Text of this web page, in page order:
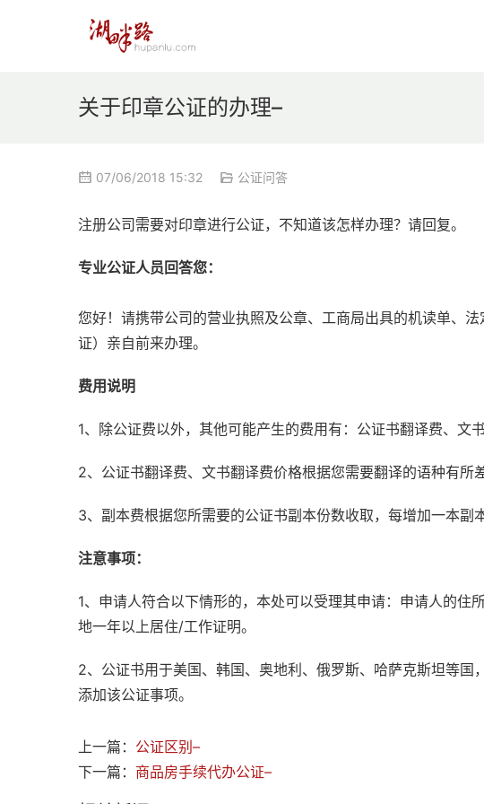
关于印章公证的办理–
07/06/2018 15:32 公证问答
注册公司需要对印章进行公证，不知道该怎样办理？请回复。
专业公证人员回答您：
您好！请携带公司的营业执照及公章、工商局出具的机读单、
证）亲自前来办理。
费用说明
1、除公证费以外，其他可能产生的费用有：公证书翻译费、文
2、公证书翻译费、文书翻译费价格根据您需要翻译的语种有所差
3、副本费根据您所需要的公证书副本份数收取，每增加一本副
注意事项：
1、申请人符合以下情形的，本处可以受理其申请：申请人的住
地一年以上居住/工作证明。
2、公证书用于美国、韩国、奥地利、俄罗斯、哈萨克斯坦等
添加该公证事项。
上一篇： 公证区别–
下一篇： 商品房手续代办公证–